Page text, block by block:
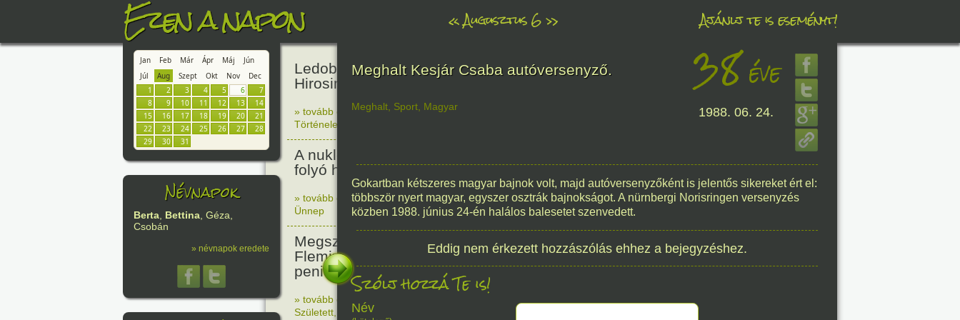
Ezen a napon «Augusztus 6» Ajánlj te is eseményt!
Jan Feb Már Ápr Máj
Jún
Júl
Aug Szept Okt Nov
Dec
1
2 3 4 5 6
7
8
9 10 11 12 13
14
15
16 17 18 19 20
21
22
23 24 25 26 27
28
29
30 31
Névnapok
Berta, Bettina, Géza,
Csobán
» névnapok eredete
Ledobták az első atombombát
Hirosimára.
81
» tovább olvasom|Nincs hozzászólás, szólj hozzá!
Történelem
A nukleáris fegyverek betiltásáért
folyó harc világnapja
48éve
» tovább olvasom|Nincs hozzászólás, szólj hozzá!
Ünnep
1978. 08. 06.
Megszületett Sir Alexander
Fleming, Nobel-díjas angol orvos, a
penicillin felfedezője.
145éve
» tovább olvasom
Született
Alkotás
Meghalt Kesjár Csaba autóversenyző. 38éve
Meghalt Sport Magyar 1988. 06. 24.
Gokartban kétszeres magyar bajnok volt, majd autóversenyzőként is jelentős sikereket ért el:
többször nyert magyar, egyszer osztrák bajnokságot. A nürnbergi Norisringen versenyzés
közben 1988. június 24-én halálos balesetet szenvedett.
Eddig nem érkezett hozzászólás ehhez a bejegyzéshez.
Szólj hozzá Te is!
Név